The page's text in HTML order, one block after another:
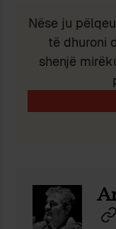
Nëse ju
të dhuroni
shenjë